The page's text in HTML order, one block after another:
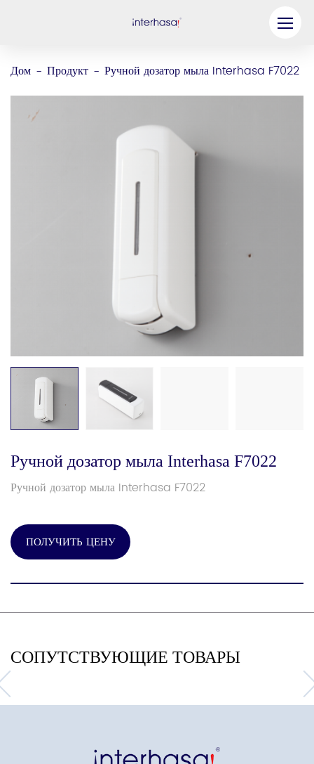
Дом - Продукт - Ручной дозатор мыла Interhasa F7022
Ручной дозатор мыла Interhasa F7022
Ручной дозатор мыла Interhasa F7022
ПОЛУЧИТЬ ЦЕНУ
СОПУТСТВУЮЩИЕ ТОВАРЫ
Компания
Станьте нашим партнером